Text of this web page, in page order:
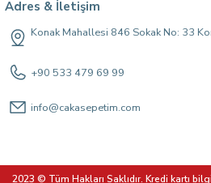
Adres & İletişim
Konak Mahallesi 846 Sokak No: 33
+90 533 479 69 99
info@cakasepetim.com
2023 © Tüm Hakları Saklıdır. Kredi kartı